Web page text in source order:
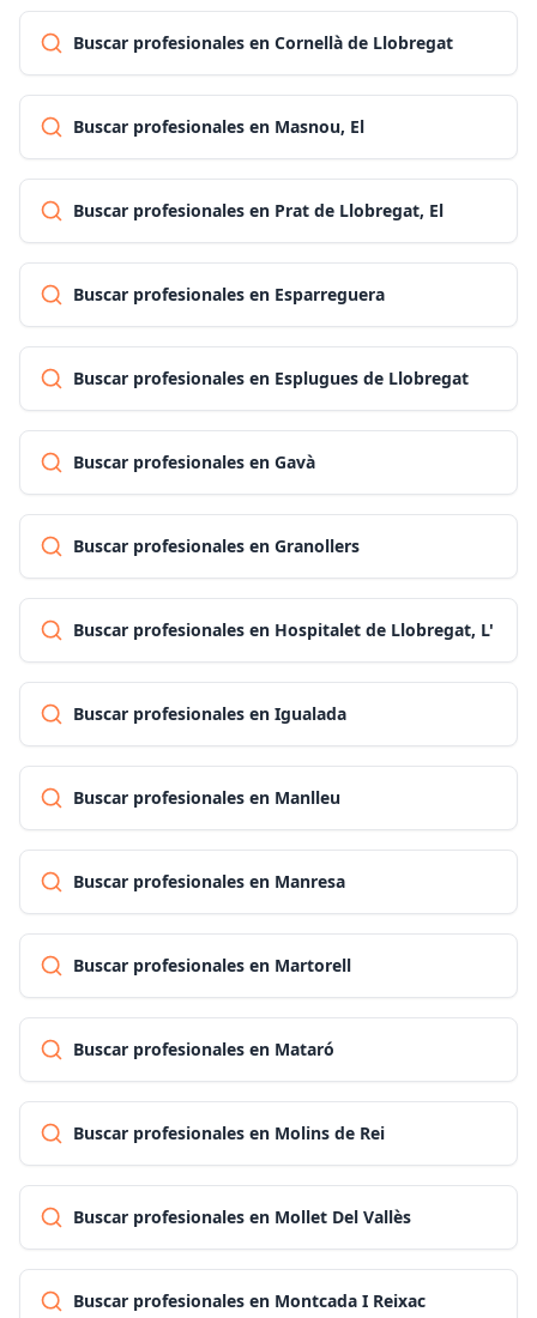
Buscar profesionales en Cornellà de Llobregat
Buscar profesionales en Masnou, El
Buscar profesionales en Prat de Llobregat, El
Buscar profesionales en Esparreguera
Buscar profesionales en Esplugues de Llobregat
Buscar profesionales en Gavà
Buscar profesionales en Granollers
Buscar profesionales en Hospitalet de Llobregat, L'
Buscar profesionales en Igualada
Buscar profesionales en Manlleu
Buscar profesionales en Manresa
Buscar profesionales en Martorell
Buscar profesionales en Mataró
Buscar profesionales en Molins de Rei
Buscar profesionales en Mollet Del Vallès
Buscar profesionales en Montcada I Reixac